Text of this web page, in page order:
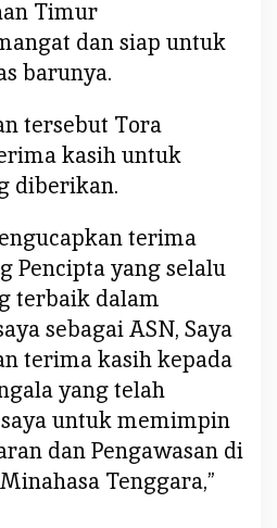
M
i
a
Timur
dan siap untuk
barunya.
tersebut Tora
kasih untuk
diberikan.
terima
Pencipta yang selalu
terbaik dalam
sebagai ASN, Saya
terima kasih kepada
yang telah
untuk memimpin
dan Pengawasan di
Tenggara,”